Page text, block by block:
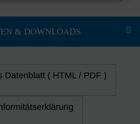
Datenblatt ( HTML / PDF )